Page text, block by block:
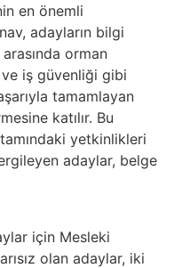
en önemli
adayların bilgi
orman
iş güvenliği gibi
tamamlayan
katılır. Bu
yetkinlikleri
adaylar, belge
için Mesleki
olan adaylar, iki